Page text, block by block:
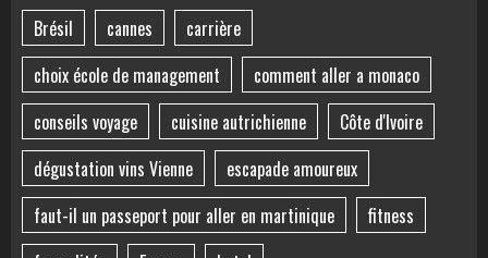
Brésil
cannes
carrière
choix école de management
comment aller a monaco
conseils voyage
cuisine autrichienne
Côte d'Ivoire
dégustation vins Vienne
escapade amoureux
faut-il un passeport pour aller en martinique
fitness